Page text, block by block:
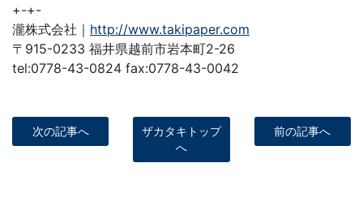
+-+-
瀧株式会社｜ http://www.takipaper.com
〒915-0233 福井県越前市岩本町2-26
tel:0778-43-0824 fax:0778-43-0042
次の記事へ
ザカタキトップ
へ
前の記事へ